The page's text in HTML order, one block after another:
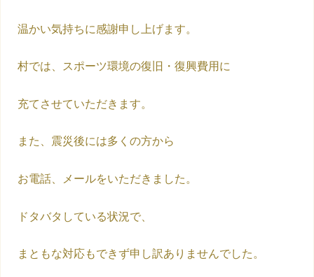
温かい気持ちに感謝申し上げます。
村では、スポーツ環境の復旧・復興費用に
充てさせていただきます。
また、震災後には多くの方から
お電話、メールをいただきました。
ドタバタしている状況で、
まともな対応もできず申し訳ありませんでした。